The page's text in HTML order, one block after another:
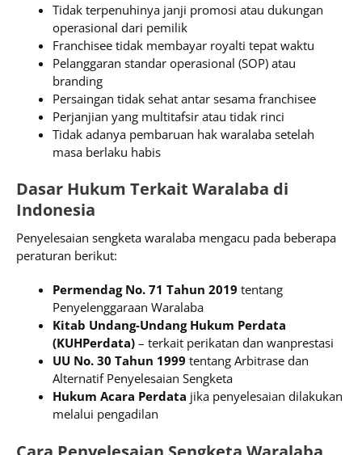
Tidak terpenuhinya janji promosi atau dukungan
operasional dari pemilik
Franchisee tidak membayar royalti tepat waktu
Pelanggaran standar operasional (SOP) atau
branding
Persaingan tidak sehat antar sesama franchisee
Perjanjian yang multitafsir atau tidak rinci
Tidak adanya pembaruan hak waralaba setelah
masa berlaku habis
Dasar Hukum Terkait Waralaba di
Indonesia
Penyelesaian sengketa waralaba mengacu pada beberapa
peraturan berikut:
Permendag No. 71 Tahun 2019 tentang
Penyelenggaraan Waralaba
Kitab Undang-Undang Hukum Perdata
(KUHPerdata) – terkait perikatan dan wanprestasi
UU No. 30 Tahun 1999 tentang Arbitrase dan
Alternatif Penyelesaian Sengketa
Hukum Acara Perdata jika penyelesaian dilakukan
melalui pengadilan